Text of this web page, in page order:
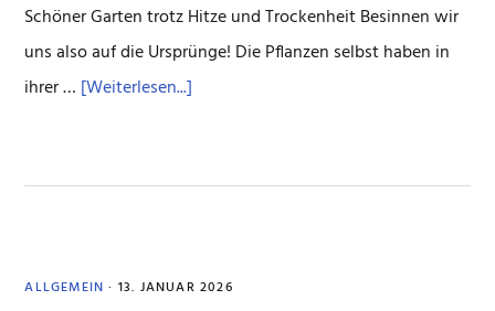
Schöner Garten trotz Hitze und Trockenheit Besinnen wir
uns also auf die Ursprünge! Die Pflanzen selbst haben in
ihrer … [Weiterlesen...]
Wasser
ALLGEMEIN · 13. JANUAR 2026